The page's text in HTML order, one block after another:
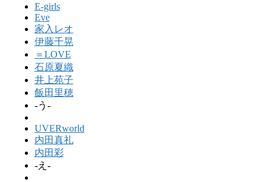
E-girls
Eve
家入レオ
伊藤千晃
＝LOVE
石原夏織
井上苑子
飯田里穂
-う-
UVERworld
内田真礼
内田彩
-え-